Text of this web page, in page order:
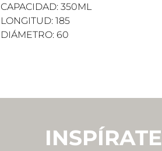
CAPACIDAD: 350ML
LONGITUD: 185
DIÁMETRO: 60
INSPÍRATE